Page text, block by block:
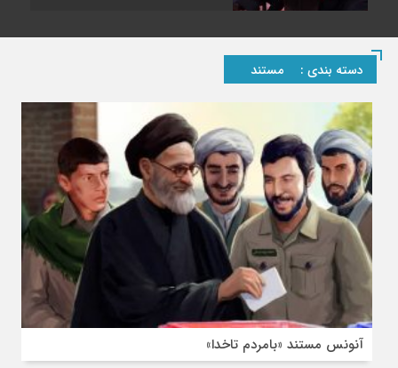
دسته بندی : مستند
آنونس مستند «بامردم تاخدا»